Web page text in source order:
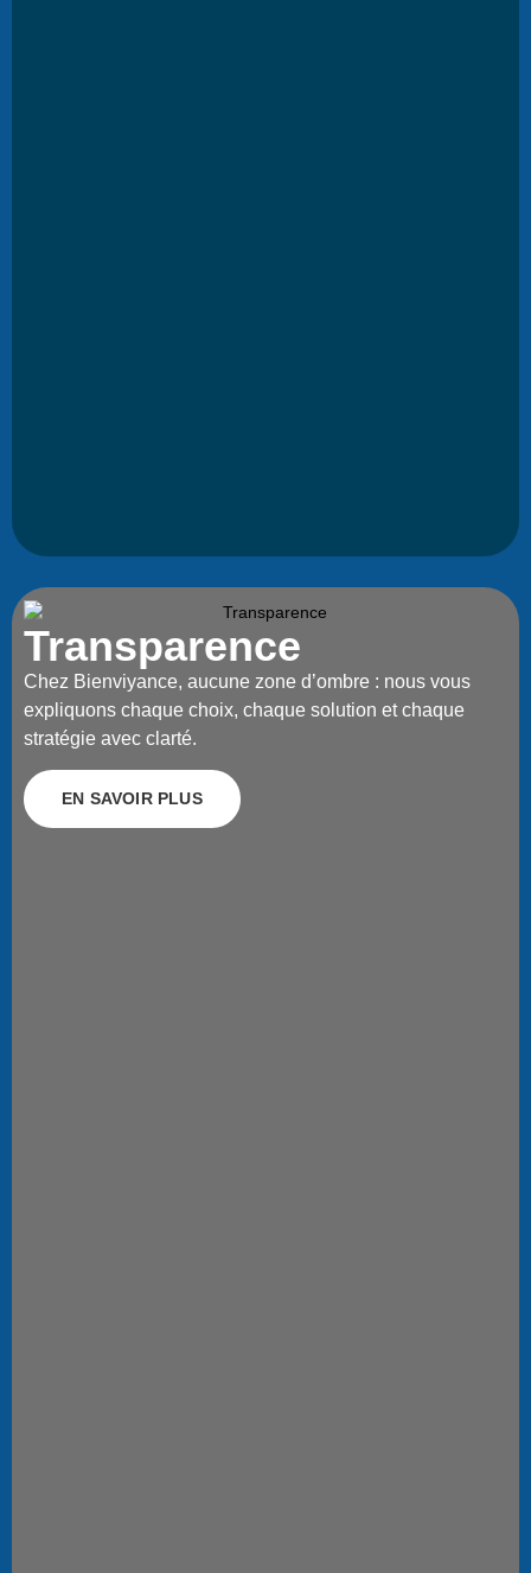
Transparence
Chez Bienviyance, aucune zone d’ombre : nous vous
expliquons chaque choix, chaque solution et chaque
stratégie avec clarté.
EN SAVOIR PLUS